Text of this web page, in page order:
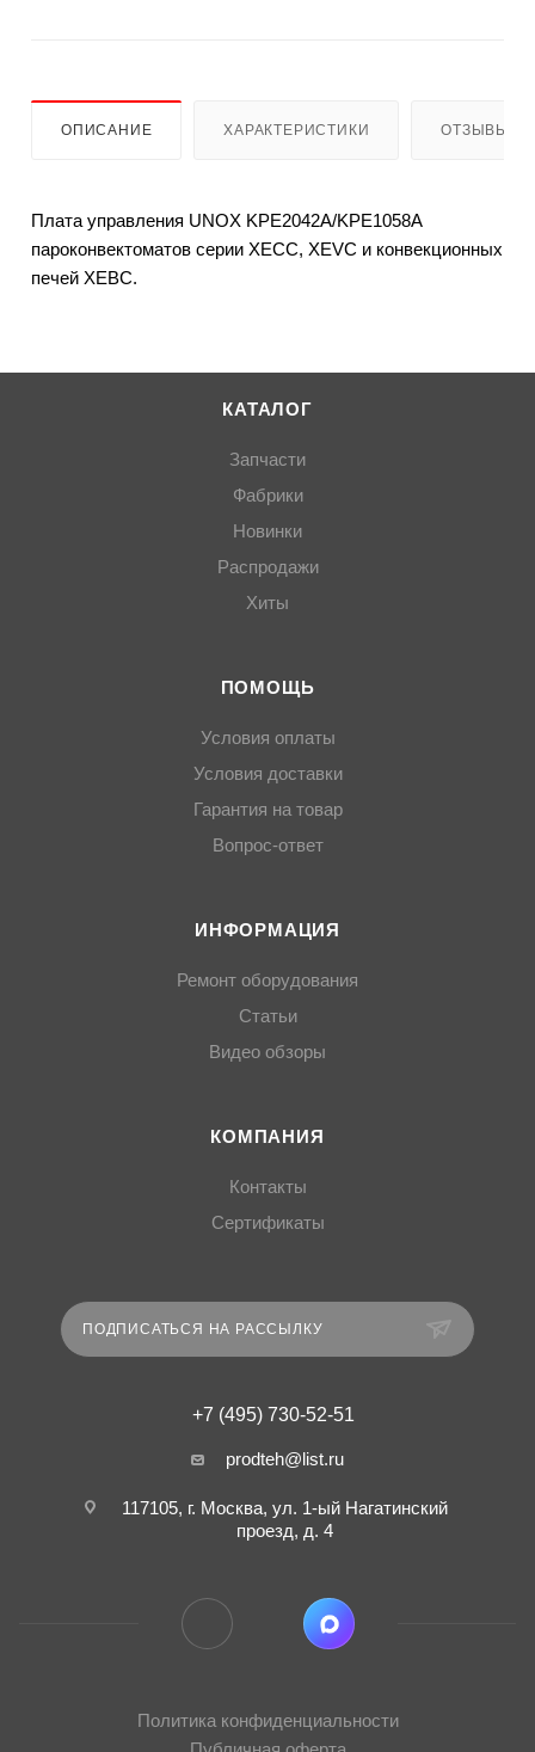
ОПИСАНИЕ ХАРАКТЕРИСТИКИ ОТЗЫВЫ (1)
Плата управления UNOX KPE2042A/KPE1058A
пароконвектоматов серии XECC, XEVC и конвекционных
печей XEBC.
КАТАЛОГ
Запчасти
Фабрики
Новинки
Распродажи
Хиты
ПОМОЩЬ
Условия оплаты
Условия доставки
Гарантия на товар
Вопрос-ответ
ИНФОРМАЦИЯ
Ремонт оборудования
Статьи
Видео обзоры
КОМПАНИЯ
Контакты
Сертификаты
ПОДПИСАТЬСЯ НА РАССЫЛКУ
+7 (495) 730-52-51
prodteh@list.ru
117105, г. Москва, ул. 1-ый Нагатинский
проезд, д. 4
Политика конфиденциальности